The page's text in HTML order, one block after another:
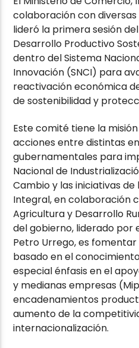
colaboración con
lideró la primera sesión
Desarrollo Productivo
dentro del Sistema
Innovación (SNCI) para
reactivación económica
de sostenibilidad y
Este comité tiene la
acciones entre distintas
gubernamentales para
Nacional de
Cambio y las iniciativas de
Integral, en colaboración
Agricultura y Desarrollo
del gobierno, liderado por
Petro Urrego, es
basado en el
especial énfasis en el
y medianas empresas
encadenamientos
aumento de la
internacionalización.